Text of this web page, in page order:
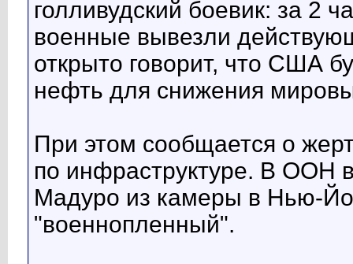
голливудский боевик: за 2
военные вывезли
открыто говорит, что США
нефть для снижения
При этом сообщается о
по инфраструктуре. В ООН
Мадуро из камеры в Нью-
"военнопленный".